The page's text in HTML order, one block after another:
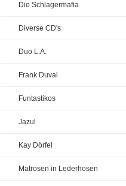
Die Schlagermafia
Diverse CD's
Duo L.A.
Frank Duval
Funtastikos
Jazul
Kay Dörfel
Matrosen in Lederhosen